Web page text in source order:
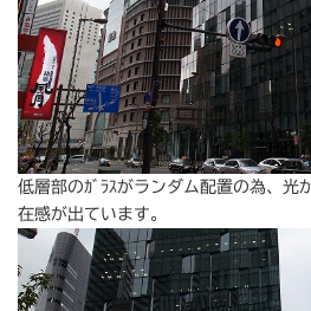
低層部のｶﾞﾗｽがランダム配置の為、光
在感が出ています。